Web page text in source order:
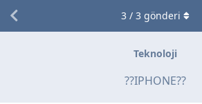
Teknoloji
??IPHONE??
3 / 3 gönderi